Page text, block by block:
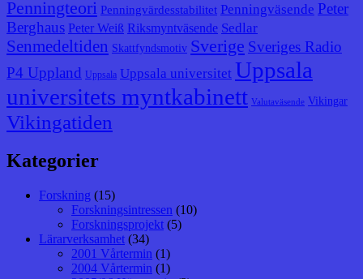
Penningteori Penningvärdesstabilitet Penningväsende Peter
Berghaus Peter Weiß Riksmyntväsende Sedlar
Senmedeltiden Skattfyndsmotiv Sverige Sveriges Radio
P4 Uppland Uppsala Uppsala universitet Uppsala
universitets myntkabinett Valutaväsende Vikingar
Vikingatiden
Kategorier
Forskning (15)
Forskningsintressen (10)
Forskningsprojekt (5)
Lärarverksamhet (34)
2001 Vårtermin (1)
2004 Vårtermin (1)